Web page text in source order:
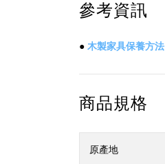
參考資訊
● 木製家具保養方法
商品規格
原產地